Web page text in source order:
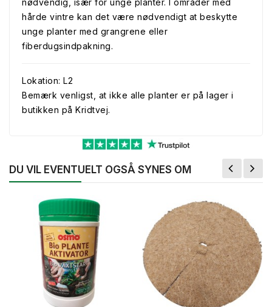
nødvendig, især for unge planter. I områder med
hårde vintre kan det være nødvendigt at beskytte
unge planter med grangrene eller
fiberdugsindpakning.
Lokation: L2
Bemærk venligst, at ikke alle planter er på lager i
butikken på Kridtvej.
DU VIL EVENTUELT OGSÅ SYNES OM